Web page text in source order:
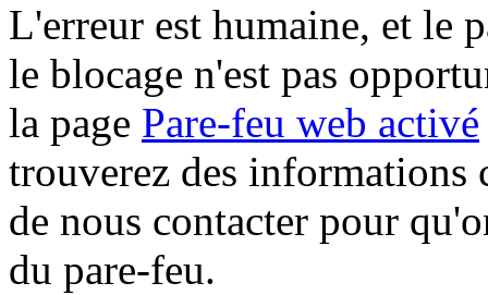
L'erreur est humaine, et le
le blocage n'est pas
la page Pare-feu web activé
trouverez des informations
de nous contacter pour
du pare-feu.